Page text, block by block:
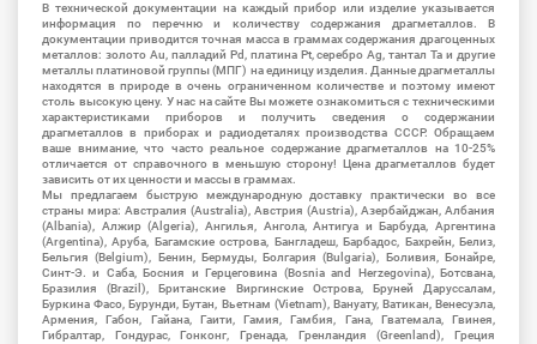
В технической документации на каждый прибор или изделие указывается
информация по перечню и количеству содержания драгметаллов. В
документации приводится точная масса в граммах содержания драгоценных
металлов: золото Au, палладий Pd, платина Pt, серебро Ag, тантал Ta и другие
металлы платиновой группы (МПГ) на единицу изделия. Данные драгметаллы
находятся в природе в очень ограниченном количестве и поэтому имеют
столь высокую цену. У нас на сайте Вы можете ознакомиться с техническими
характеристиками приборов и получить сведения о содержании
драгметаллов в приборах и радиодеталях производства СССР. Обращаем
ваше внимание, что часто реальное содержание драгметаллов на 10-25%
отличается от справочного в меньшую сторону! Цена драгметаллов будет
зависить от их ценности и массы в граммах.
Мы предлагаем быструю международную доставку практически во все
страны мира: Австралия (Australia), Австрия (Austria), Азербайджан, Албания
(Albania), Алжир (Algeria), Ангилья, Ангола, Антигуа и Барбуда, Аргентина
(Argentina), Аруба, Багамские острова, Бангладеш, Барбадос, Бахрейн, Белиз,
Бельгия (Belgium), Бенин, Бермуды, Болгария (Bulgaria), Боливия, Бонайре,
Синт-Э. и Саба, Босния и Герцеговина (Bosnia and Herzegovina), Ботсвана,
Бразилия (Brazil), Британские Виргинские Острова, Бруней Даруссалам,
Буркина Фасо, Бурунди, Бутан, Вьетнам (Vietnam), Вануату, Ватикан, Венесуэла,
Армения, Габон, Гайана, Гаити, Гамия, Гамбия, Гана, Гватемала, Гвинея,
Гибралтар, Гондурас, Гонконг, Гренада, Гренландия (Greenland), Греция